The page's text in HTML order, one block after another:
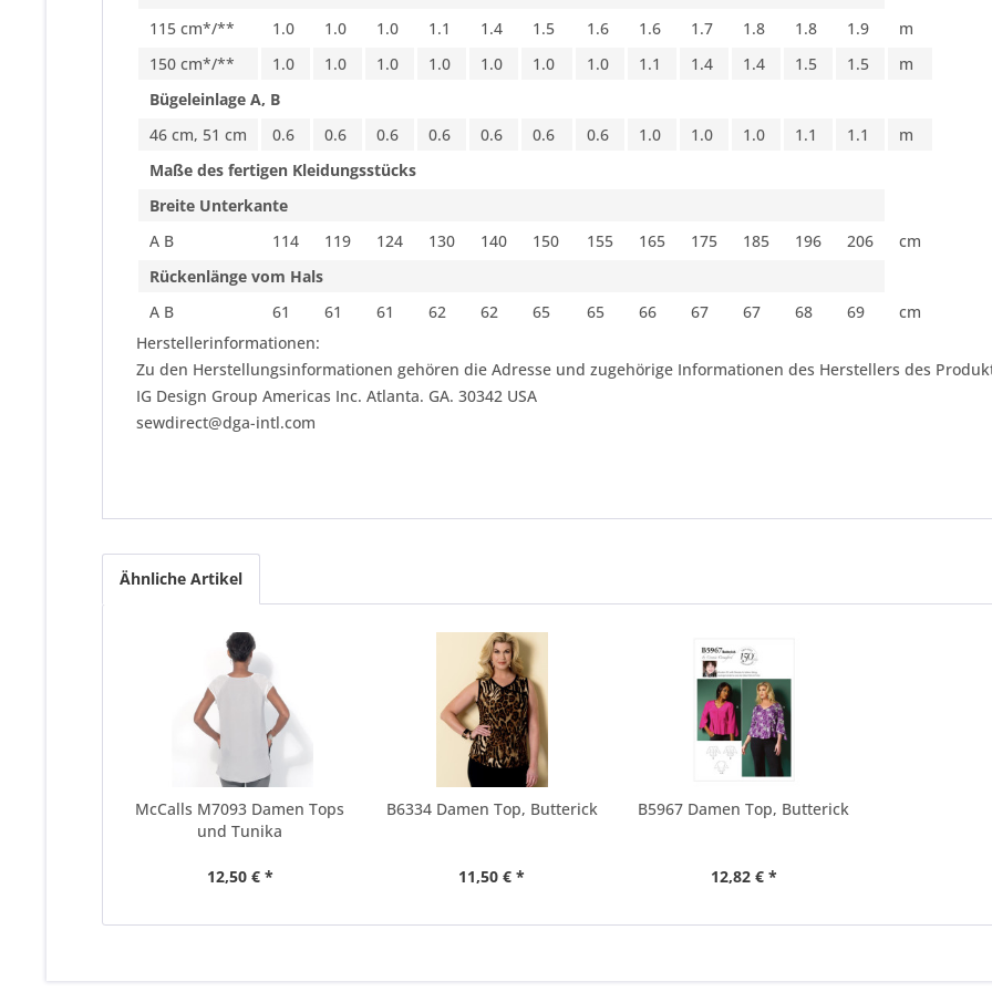
115 cm*/**
1.0 1.0 1.0 1.1 1.4 1.5 1.6 1.6 1.7 1.8 1.8 1.9
m
150 cm*/**
1.0 1.0 1.0 1.0 1.0 1.0 1.0 1.1 1.4 1.4 1.5 1.5
m
Bügeleinlage A, B
46 cm, 51 cm
0.6 0.6 0.6 0.6 0.6 0.6 0.6 1.0 1.0 1.0 1.1 1.1
m
Maße des fertigen Kleidungsstücks
Breite Unterkante
A B
114 119 124 130 140 150 155 165 175 185 196 206
cm
Rückenlänge vom Hals
A B
61 61 61 62 62 65 65 66 67 67 68 69
cm
Herstellerinformationen:
Zu den Herstellungsinformationen gehören die Adresse und zugehörige Informationen des Herstellers des
IG Design Group Americas Inc. Atlanta. GA. 30342 USA
sewdirect@dga-intl.com
Ähnliche Artikel
McCalls M7093 Damen Tops
und Tunika
12,50 € *
B6334 Damen Top, Butterick
11,50 € *
B5967 Damen Top, Butterick
12,82 € *